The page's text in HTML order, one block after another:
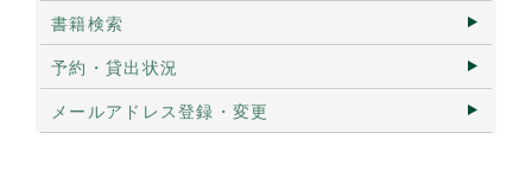
書籍検索
予約・貸出状況
メールアドレス登録・変更